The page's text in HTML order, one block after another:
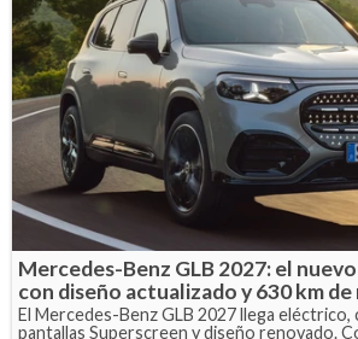
Mercedes-Benz GLB 2027: el
con diseño actualizado y 630 km de
El Mercedes-Benz GLB 2027 llega eléctrico,
pantallas Superscreen y diseño renovado.